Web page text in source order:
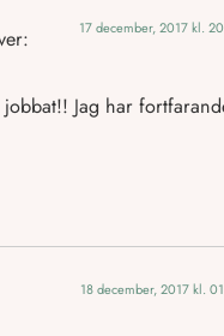
17 december, 2017 kl.
Jag har
18 december, 2017 kl.